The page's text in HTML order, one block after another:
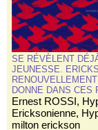
SE RÉVÈLENT
JEUNESSE.
DONNE DANS CES
Ernest ROSSI,
Ericksonienne,
milton erickson